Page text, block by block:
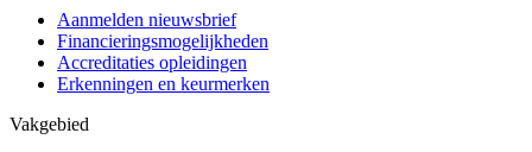
Aanmelden nieuwsbrief
Financieringsmogelijkheden
Accreditaties opleidingen
Erkenningen en keurmerken
Vakgebied